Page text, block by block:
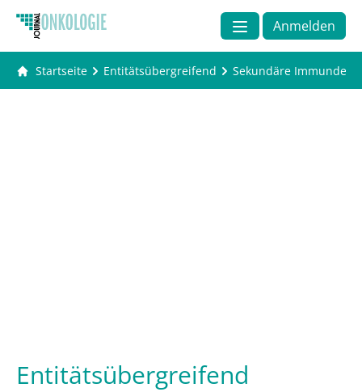
Anmelden
Startseite Entitätsübergreifend Sekundäre
Entitätsübergreifend